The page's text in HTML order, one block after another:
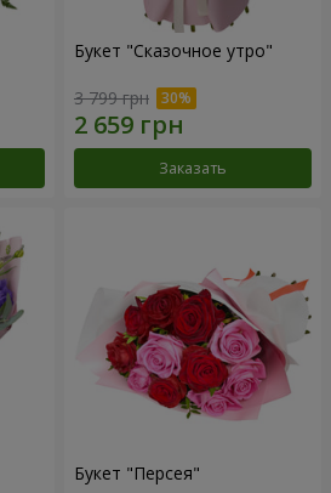
Букет "Сказочное утро"
3 799 грн
Заказать
Букет "Персея"